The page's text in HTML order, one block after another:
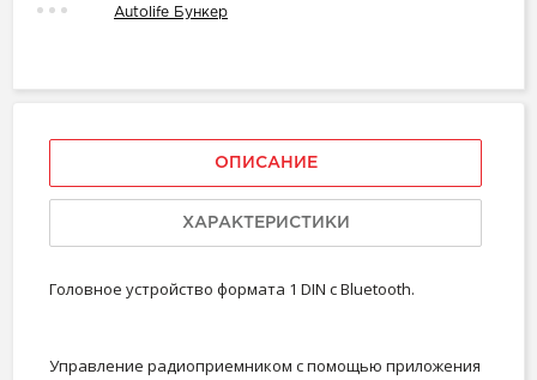
Autolife Бункер
ОПИСАНИЕ
ХАРАКТЕРИСТИКИ
Головное устройство формата 1 DIN c Bluetooth.
Управление радиоприемником с помощью приложения